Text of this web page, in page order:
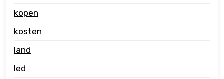
kopen
kosten
land
led